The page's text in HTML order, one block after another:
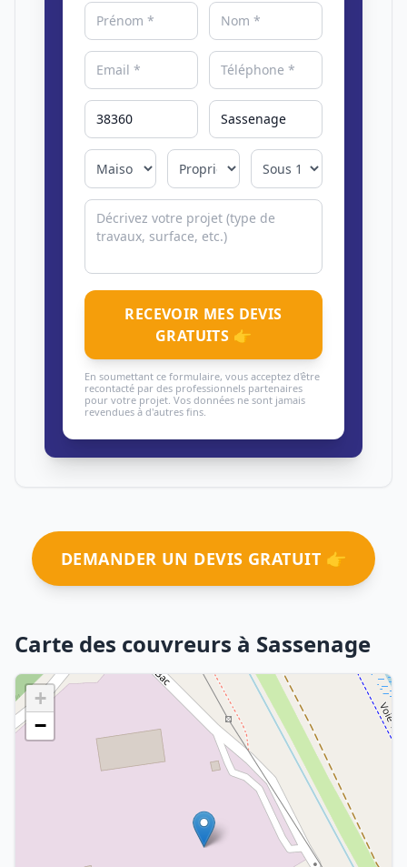
RECEVOIR MES DEVIS
GRATUITS 👉
En soumettant ce formulaire, vous acceptez d'être
recontacté par des professionnels partenaires
pour votre projet. Vos données ne sont jamais
revendues à d'autres fins.
DEMANDER UN DEVIS GRATUIT 👉
Carte des couvreurs à Sassenage
+
−